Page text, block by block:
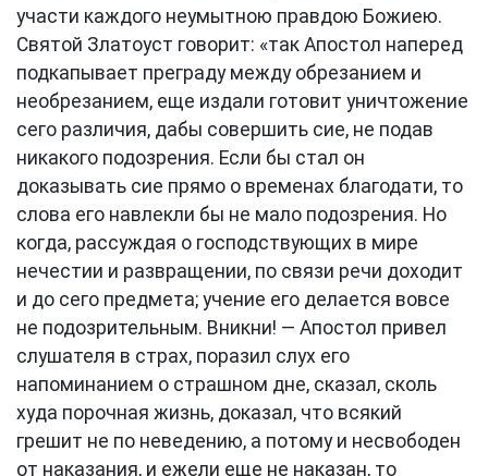
участи каждого неумытною правдою Божиею.
Святой Златоуст говорит: «так Апостол наперед
подкапывает преграду между обрезанием и
необрезанием, еще издали готовит уничтожение
сего различия, дабы совершить сие, не подав
никакого подозрения. Если бы стал он
доказывать сие прямо о временах благодати, то
слова его навлекли бы не мало подозрения. Но
когда, рассуждая о господствующих в мире
нечестии и развращении, по связи речи доходит
и до сего предмета; учение его делается вовсе
не подозрительным. Вникни! — Апостол привел
слушателя в страх, поразил слух его
напоминанием о страшном дне, сказал, сколь
худа порочная жизнь, доказал, что всякий
грешит не по неведению, а потому и несвободен
от наказания, и ежели еще не наказан, то